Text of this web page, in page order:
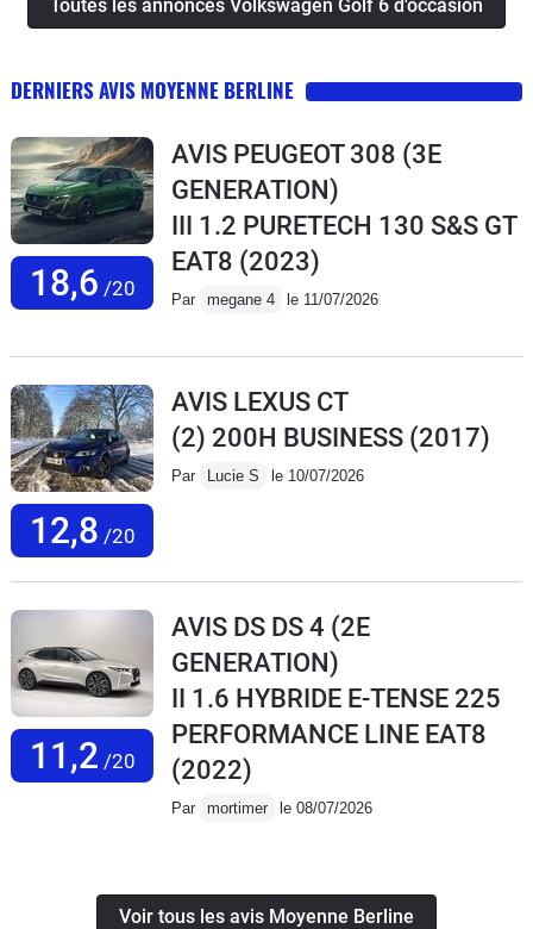
Toutes les annonces Volkswagen Golf 6 d'occasion
DERNIERS AVIS MOYENNE BERLINE
18,6 /20
AVIS PEUGEOT 308 (3E
GENERATION)
III 1.2 PURETECH 130 S&S GT
EAT8 (2023)
Par megane 4 le 11/07/2026
12,8 /20
AVIS LEXUS CT
(2) 200H BUSINESS (2017)
Par Lucie S le 10/07/2026
11,2 /20
AVIS DS DS 4 (2E
GENERATION)
II 1.6 HYBRIDE E-TENSE 225
PERFORMANCE LINE EAT8
(2022)
Par mortimer le 08/07/2026
Voir tous les avis Moyenne Berline